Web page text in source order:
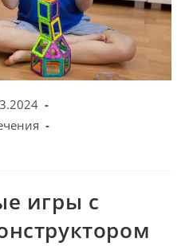
игры с